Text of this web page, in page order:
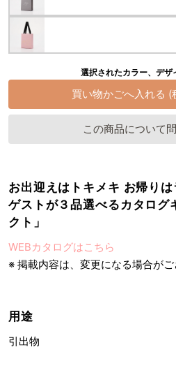
選択されたカラー、デザ
この商品について
お出迎えはトキメキ お帰りは
ゲストが３品選べるカタログ
クト」
WEBカタログはこちら
※ 掲載内容は、変更になる場合がご
用途
引出物